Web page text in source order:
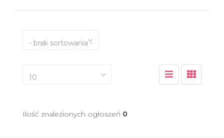
- brak sortowania -
10
Ilość znalezionych ogłoszeń 0